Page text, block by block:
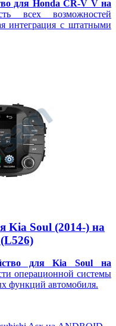
для Honda CR-V V на
всех возможностей
интеграция с штатными
Kia Soul (2014-) на
для Kia Soul на
операционной системы
функций автомобиля.